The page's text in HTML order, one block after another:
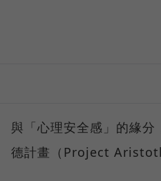
與「心理安全感」的緣分
德計畫（Project